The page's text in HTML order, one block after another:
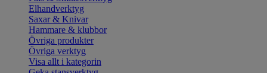
Elhandverktyg
Saxar & Knivar
Hammare & klubbor
Övriga produkter
Övriga verktyg
Visa allt i kategorin